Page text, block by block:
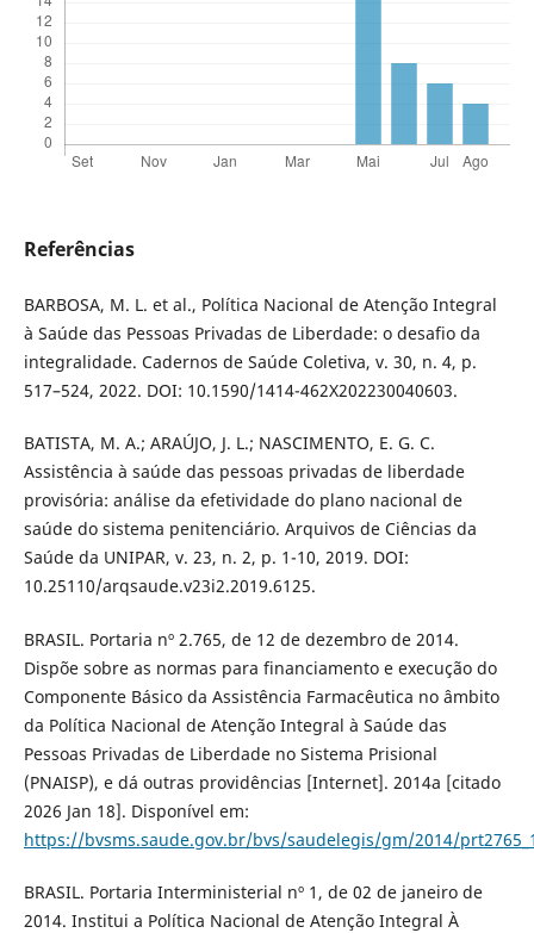
Referências
BARBOSA, M. L. et al., Política Nacional de Atenção Integral
à Saúde das Pessoas Privadas de Liberdade: o desafio da
integralidade. Cadernos de Saúde Coletiva, v. 30, n. 4, p.
517–524, 2022. DOI: 10.1590/1414-462X202230040603.
BATISTA, M. A.; ARAÚJO, J. L.; NASCIMENTO, E. G. C.
Assistência à saúde das pessoas privadas de liberdade
provisória: análise da efetividade do plano nacional de
saúde do sistema penitenciário. Arquivos de Ciências da
Saúde da UNIPAR, v. 23, n. 2, p. 1-10, 2019. DOI:
10.25110/arqsaude.v23i2.2019.6125.
BRASIL. Portaria nº 2.765, de 12 de dezembro de 2014.
Dispõe sobre as normas para financiamento e execução do
Componente Básico da Assistência Farmacêutica no âmbito
da Política Nacional de Atenção Integral à Saúde das
Pessoas Privadas de Liberdade no Sistema Prisional
(PNAISP), e dá outras providências [Internet]. 2014a [citado
2026 Jan 18]. Disponível em:
https://bvsms.saude.gov.br/bvs/saudelegis/gm/2014/
BRASIL. Portaria Interministerial nº 1, de 02 de janeiro de
2014. Institui a Política Nacional de Atenção Integral À